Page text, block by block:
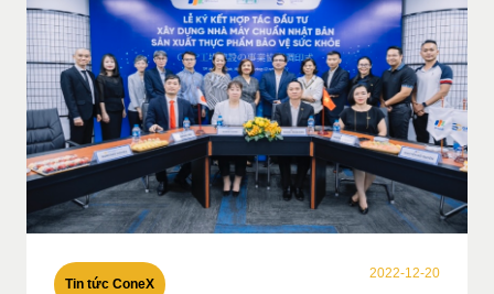
Tin tức ConeX
2022-12-20